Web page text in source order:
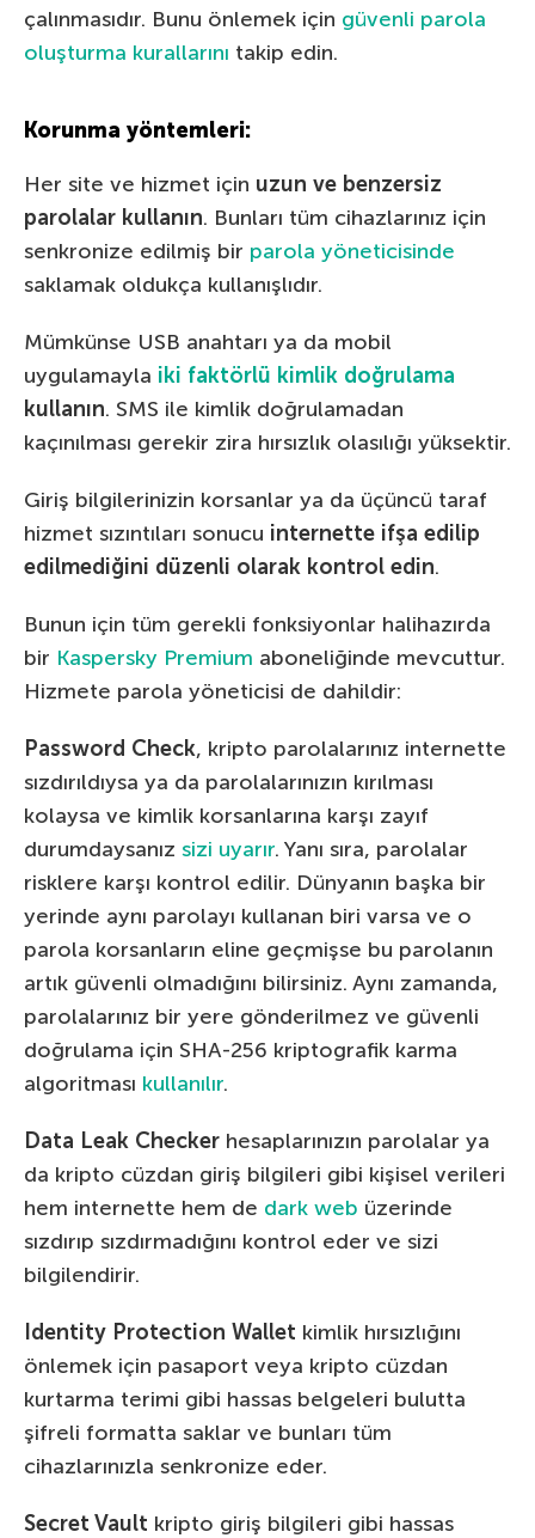
çalınmasıdır. Bunu önlemek için güvenli parola
oluşturma kurallarını takip edin.
Korunma yöntemleri:
Her site ve hizmet için uzun ve benzersiz
parolalar kullanın. Bunları tüm cihazlarınız için
senkronize edilmiş bir parola yöneticisinde
saklamak oldukça kullanışlıdır.
Mümkünse USB anahtarı ya da mobil
uygulamayla iki faktörlü kimlik doğrulama
kullanın. SMS ile kimlik doğrulamadan
kaçınılması gerekir zira hırsızlık olasılığı yüksektir.
Giriş bilgilerinizin korsanlar ya da üçüncü taraf
hizmet sızıntıları sonucu internette ifşa edilip
edilmediğini düzenli olarak kontrol edin.
Bunun için tüm gerekli fonksiyonlar halihazırda
bir Kaspersky Premium aboneliğinde mevcuttur.
Hizmete parola yöneticisi de dahildir:
Password Check, kripto parolalarınız internette
sızdırıldıysa ya da parolalarınızın kırılması
kolaysa ve kimlik korsanlarına karşı zayıf
durumdaysanız sizi uyarır. Yanı sıra, parolalar
risklere karşı kontrol edilir. Dünyanın başka bir
yerinde aynı parolayı kullanan biri varsa ve o
parola korsanların eline geçmişse bu parolanın
artık güvenli olmadığını bilirsiniz. Aynı zamanda,
parolalarınız bir yere gönderilmez ve güvenli
doğrulama için SHA-256 kriptografik karma
algoritması kullanılır.
Data Leak Checker hesaplarınızın parolalar ya
da kripto cüzdan giriş bilgileri gibi kişisel verileri
hem internette hem de dark web üzerinde
sızdırıp sızdırmadığını kontrol eder ve sizi
bilgilendirir.
Identity Protection Wallet kimlik hırsızlığını
önlemek için pasaport veya kripto cüzdan
kurtarma terimi gibi hassas belgeleri bulutta
şifreli formatta saklar ve bunları tüm
cihazlarınızla senkronize eder.
Secret Vault kripto giriş bilgileri gibi hassas